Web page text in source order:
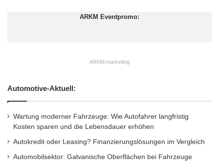
ARKM Eventpromo:
ARKM.marketing
Automotive-Aktuell:
Wartung moderner Fahrzeuge: Wie Autofahrer langfristig
Kosten sparen und die Lebensdauer erhöhen
Autokredit oder Leasing? Finanzierungslösungen im Vergleich
Automobilsektor: Galvanische Oberflächen bei Fahrzeuge